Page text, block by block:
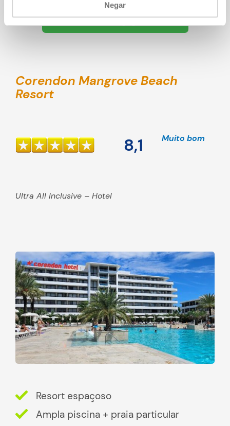
Negar
Corendon Mangrove Beach
Resort
8,1 Muito bom
Ultra All Inclusive – Hotel
Resort espaçoso
Ampla piscina + praia particular